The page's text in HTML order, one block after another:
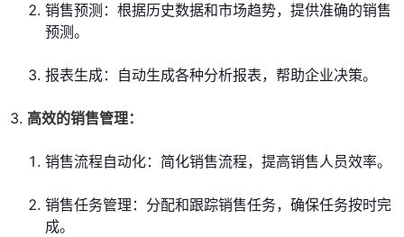
销售预测：根据历史数据和市场趋势，提供准确的销售
预测。
报表生成：自动生成各种分析报表，帮助企业决策。
高效的销售管理：
销售流程自动化：简化销售流程，提高销售人员效率。
销售任务管理：分配和跟踪销售任务，确保任务按时完
成。